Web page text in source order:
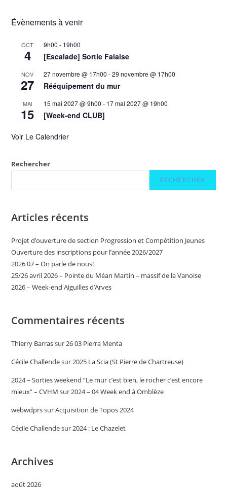
Évènements à venir
OCT
4
9h00 - 19h00
[Escalade] Sortie Falaise
NOV
27
27 novembre @ 17h00 -29 novembre @ 17h00
Rééquipement du mur
MAI
15
15 mai 2027 @ 9h00 - 17 mai 2027 @ 19h00
[Week-end CLUB]
Voir Le Calendrier
Rechercher
RECHERCHER
Articles récents
Projet d’ouverture de section Progression et Compétition Jeunes
Ouverture des inscriptions pour l’année 2026/2027
2026 07 – On parle de nous!
25/26 avril 2026 – Pointe du Méan Martin – massif de la Vanoise
2026 – Week-end Aiguilles d’Arves
Commentaires récents
Thierry Barrassur26 03 Pierra Menta
Cécile Challendesur2025 La Scia (St Pierre de Chartreuse)
2024 – Sorties weekend “Le mur c’est bien, le rocher c’est encore
mieux” – CVHM sur2024 – 04 Week end à Omblèze
webwdprssurAcquisition de Topos 2024
Cécile Challendesur2024 : Le Chazelet
Archives
août 2026